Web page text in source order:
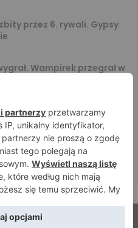
przez 6. rywali. Gypsy
Wampirek przegrał w
na pełnym dystansie.
darmowe walki na żywo!
free